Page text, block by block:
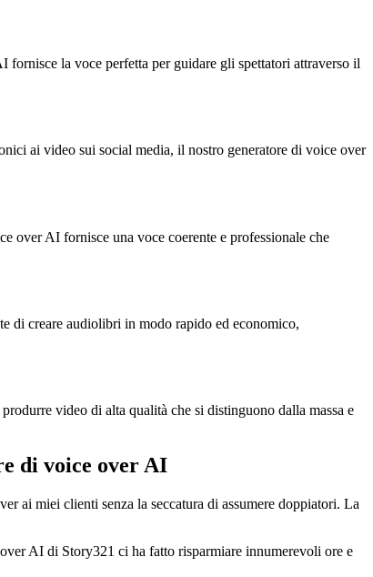
la voce perfetta per guidare gli spettatori attraverso il
ai video sui social media, il nostro generatore di voice over
over AI fornisce una voce coerente e professionale che
di creare audiolibri in modo rapido ed economico,
video di alta qualità che si distinguono dalla massa e
di voice over AI
ai miei clienti senza la seccatura di assumere doppiatori. La
AI di Story321 ci ha fatto risparmiare innumerevoli ore e